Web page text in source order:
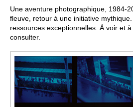
Une aventure photographique, 1984-
fleuve, retour à une initiative mythique.
ressources exceptionnelles. À voir et
consulter.